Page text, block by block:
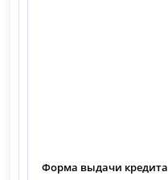
Форма выдачи кредита